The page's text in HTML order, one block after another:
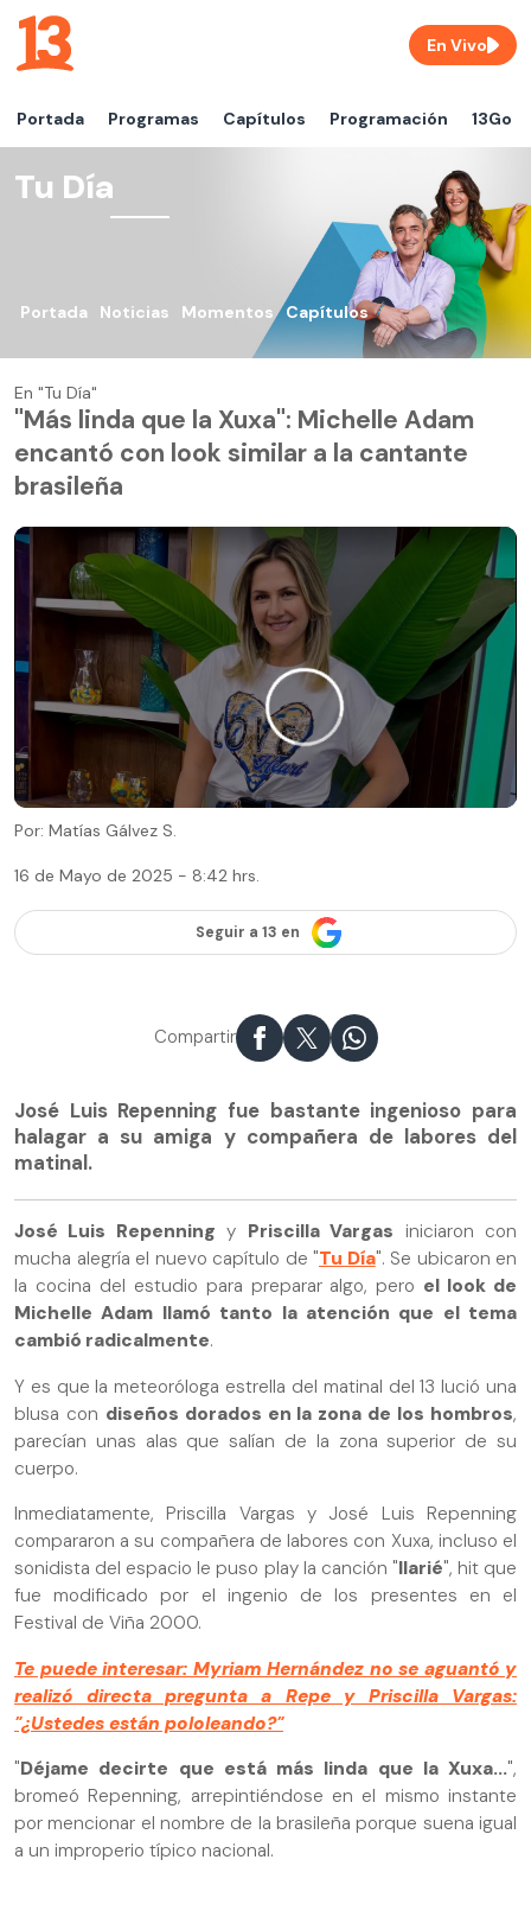
Portada Programas Capítulos Programación 13Go
En Vivo
Tu Día
Portada Noticias Momentos Capítulos
En "Tu Día"
"Más linda que la Xuxa": Michelle Adam
encantó con look similar a la cantante
brasileña
Por: Matías Gálvez S.
16 de Mayo de 2025 - 8:42 hrs.
Seguir a 13 en
Compartir
José Luis Repenning fue bastante ingenioso para
halagar a su amiga y compañera de labores del
matinal.
José Luis Repenning y Priscilla Vargas iniciaron con
mucha alegría el nuevo capítulo de "Tu Día". Se ubicaron en
la cocina del estudio para preparar algo, pero el look de
Michelle Adam llamó tanto la atención que el tema
cambió radicalmente.
Y es que la meteoróloga estrella del matinal del 13 lució una
blusa con diseños dorados en la zona de los hombros,
parecían unas alas que salían de la zona superior de su
cuerpo.
Inmediatamente, Priscilla Vargas y José Luis Repenning
compararon a su compañera de labores con Xuxa, incluso el
sonidista del espacio le puso play la canción "Ilarié", hit que
fue modificado por el ingenio de los presentes en el
Festival de Viña 2000.
Te puede interesar: Myriam Hernández no se aguantó y
realizó directa pregunta a Repe y Priscilla Vargas:
"¿Ustedes están pololeando?"
"Déjame decirte que está más linda que la Xuxa...",
bromeó Repenning, arrepintiéndose en el mismo instante
por mencionar el nombre de la brasileña porque suena igual
a un improperio típico nacional.